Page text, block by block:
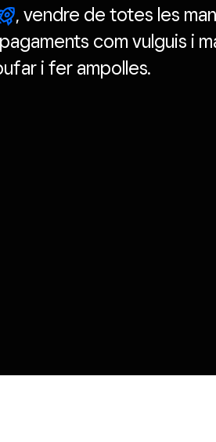
, vendre de totes les
com vulguis i
i fer ampolles.